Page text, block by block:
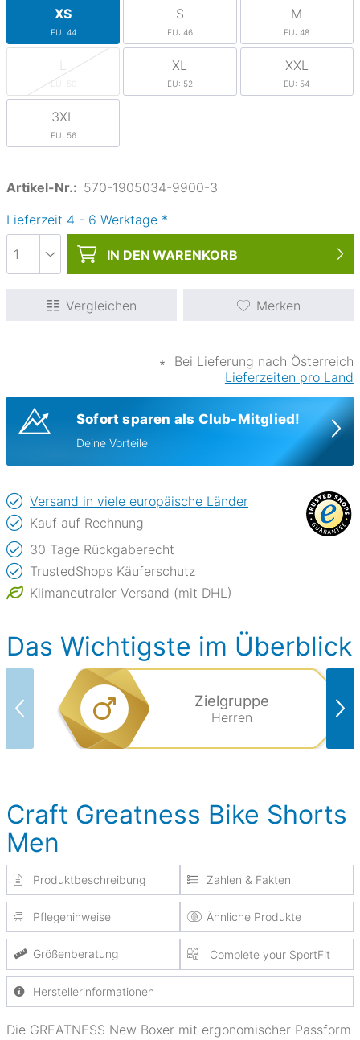
XS
EU: 44
S
EU: 46
M
EU: 48
EU: 50
XL
EU: 52
XXL
EU: 54
3XL
EU: 56
Artikel-Nr.: 570-1905034-9900-3
Lieferzeit 4 - 6 Werktage *
IN DEN WARENKORB
Vergleichen Merken
∗
Bei Lieferung nach Österreich
Lieferzeiten pro Land
Sofort sparen als Club-Mitglied!
Deine Vorteile
Versand in viele europäische Länder
Kauf auf Rechnung
30 Tage Rückgaberecht
TrustedShops Käuferschutz
Klimaneutraler Versand (mit DHL)
Das Wichtigste im Überblick
Zielgruppe
Herren
Craft Greatness Bike Shorts
Men
Produktbeschreibung Zahlen & Fakten
Pflegehinweise Ähnliche Produkte
Größenberatung Complete your SportFit
Herstellerinformationen
Die GREATNESS New Boxer mit ergonomischer Passform